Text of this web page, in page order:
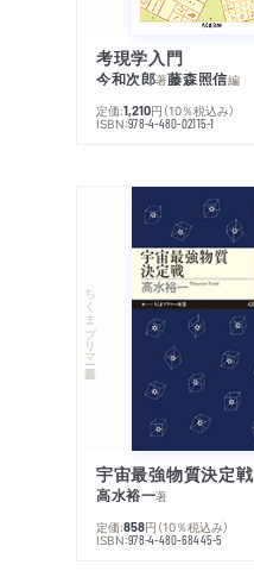
考現学入門
今和次郎著藤森照信編
定価:1,210円 （10％税込み）
ISBN:978-4-480-02115-1
ちくまプリマー新書
宇宙最強物質決定戦
高水裕一著
定価:858円 （10％税込み）
ISBN:978-4-480-68445-5